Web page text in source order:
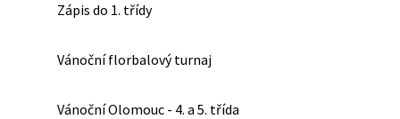
Zápis do 1. třídy
Vánoční florbalový turnaj
Vánoční Olomouc - 4. a 5. třída